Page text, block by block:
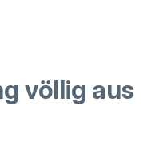
völlig aus